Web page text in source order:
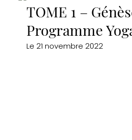
TOME 1 –
Programme
Le 21 novembre 2022